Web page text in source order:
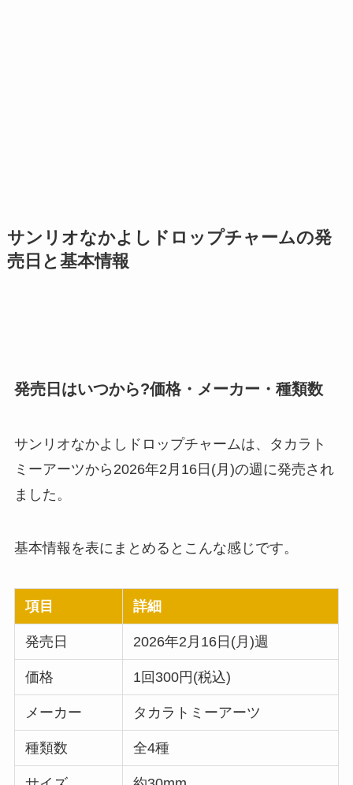
サンリオなかよしドロップチャームの発
売日と基本情報
発売日はいつから?価格・メーカー・種類数
サンリオなかよしドロップチャームは、タカラト
ミーアーツから2026年2月16日(月)の週に発売され
ました。
基本情報を表にまとめるとこんな感じです。
項目 詳細
発売日 2026年2月16日(月)週
価格 1回300円(税込)
メーカー タカラトミーアーツ
種類数 全4種